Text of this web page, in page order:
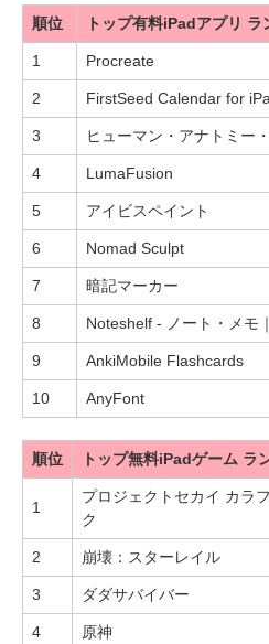
順位 トップ有料iPadアプリ ラ
1 Procreate
2 FirstSeed Calendar for
3 ヒューマン・アナトミー
4 LumaFusion
5 アイビスペイント
6 Nomad Sculpt
7 暗記マーカー
8 Noteshelf - ノート・メモ
9 AnkiMobile Flashcards
10 AnyFont
順位 トップ無料iPadゲーム ラ
1
プロジェクトセカイ カラ
ク
2 崩壊：スターレイル
3 ダダサバイバー
4 原神